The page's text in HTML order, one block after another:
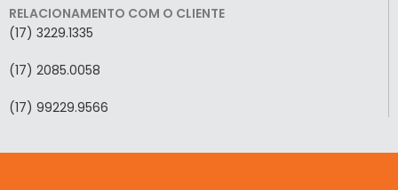
RELACIONAMENTO COM O CLIENTE
(17) 3229.1335
(17) 2085.0058
(17) 99229.9566